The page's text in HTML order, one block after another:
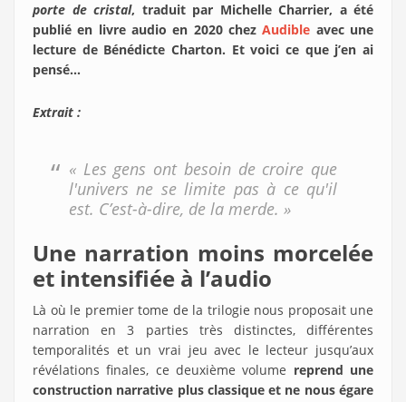
porte de cristal, traduit par Michelle Charrier, a été
publié en livre audio en 2020 chezAudible avec une
lecture de Bénédicte Charton. Et voici ce que j’en ai
pensé…
Extrait :
« Les gens ont besoin de croire que
l'univers ne se limite pas à ce qu'il
est. C’est-à-dire, de la merde. »
Une narration moins morcelée
et intensifiée à l’audio
Là où le premier tome de la trilogie nous proposait une
narration en 3 parties très distinctes, différentes
temporalités et un vrai jeu avec le lecteur jusqu’aux
révélations finales, ce deuxième volume reprend une
construction narrative plus classique et ne nous égare